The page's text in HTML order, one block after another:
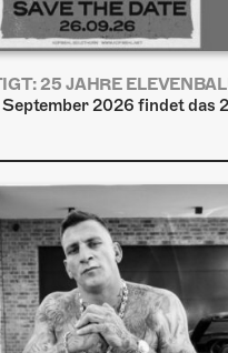
25 JAHRE
2026 findet das